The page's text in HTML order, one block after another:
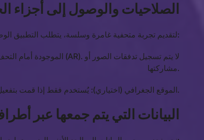
2. الصلاحيات والوصول إلى أجزاء
لتقديم تجربة متحفية غامرة وسلسة، يتطلب التطبيق الوصول إلى بعض ميزات جهازك. يتم معالجة هذه البيانات محليًا حصريًا ولا يتم تخزينها أبدًا على خوادمنا:
مشاركتها.
الموقع الجغرافي (اختياري): يُستخدم فقط إذا قمت بتفعيل هذا الخيار، لتحديد موقعك داخل المتحف وإثراء مسار جولاتك الإرشادية.
3. البيانات التي يتم جمعها عبر